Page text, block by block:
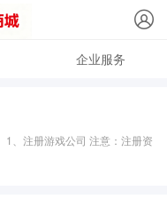
企业服务